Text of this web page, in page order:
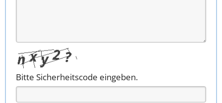
Bitte Sicherheitscode eingeben.